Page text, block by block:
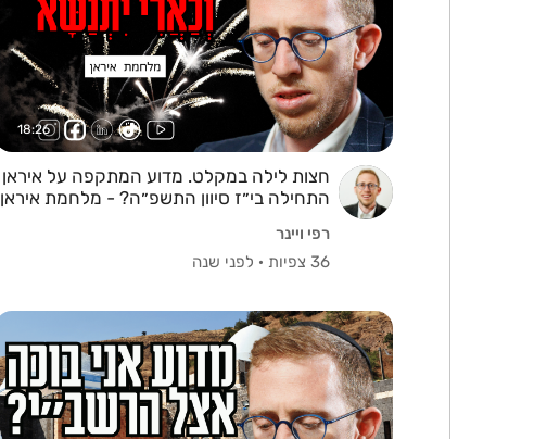
18:26
חצות לילה במקלט. מדוע המתקפה על איראן
התחילה בי״ז סיוון התשפ״ה? - מלחמת איראן
רפי ויינר
36 צפיות
· לפני שנה